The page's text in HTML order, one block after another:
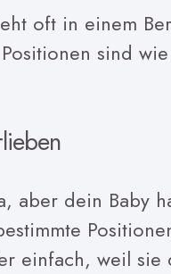
oft in einem
sind
aber dein Baby
einfach, weil sie